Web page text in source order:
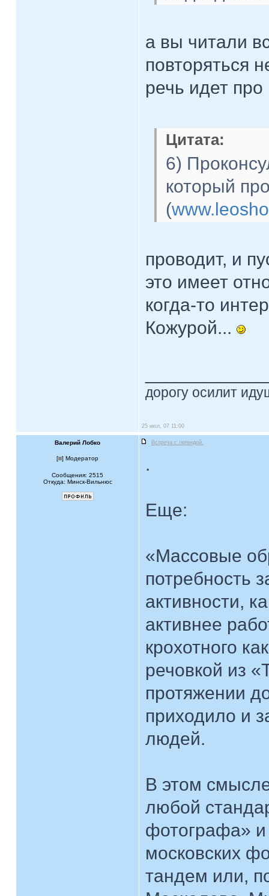
а вы читали
повторяться
речь идет
Цитата:
6)
который
(
проводит, и
это имеет
когда-то
Кожурой...
дорогу осилит
25 июл, 07 11:00
Валерий Лобко Встреча с легендой.
[ ] Модератор
Сообщения: 2515
Откуда: Минск-Вильнюс
.
Еще:
«Массовые
потребность
активности,
активнее
крохотного
речовкой из
протяжении
приходило и
людей.
В этом
любой
фотографа»
московских
тандем или,